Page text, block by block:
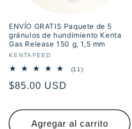
n
:
ENVÍO GRATIS Paquete de 5
gránulos de hundimiento Kenta
Gas Release 150 g, 1,5 mm
Proveedor:
KENTAFEED
(11)11
Precio
$85.00 USD
Agregar al carrito